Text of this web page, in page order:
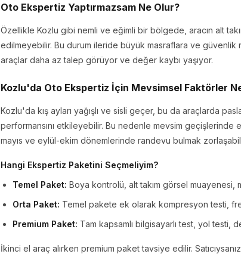
Oto Ekspertiz Yaptırmazsam Ne Olur?
Özellikle Kozlu gibi nemli ve eğimli bir bölgede, aracın alt
edilmeyebilir. Bu durum ileride büyük masraflara ve
araçlar daha az talep görüyor ve değer kaybı yaşıyor.
Kozlu'da Oto Ekspertiz İçin Mevsimsel Faktörler
Kozlu'da kış ayları yağışlı ve sisli geçer, bu da araçlarda
performansını etkileyebilir. Bu nedenle mevsim geçişlerinde
mayıs ve eylül-ekim dönemlerinde randevu bulmak
Hangi Ekspertiz Paketini Seçmeliyim?
Temel Paket: Boya kontrolü, alt takım görsel
Orta Paket: Temel pakete ek olarak kompresyon testi,
Premium Paket: Tam kapsamlı bilgisayarlı test, yol testi,
İkinci el araç alırken premium paket tavsiye edilir.